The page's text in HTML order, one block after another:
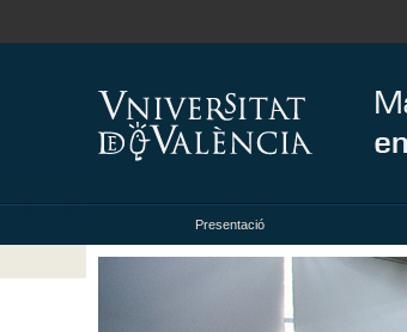
Presentació